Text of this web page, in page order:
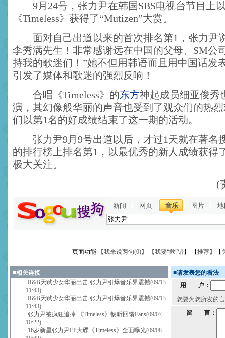
9月24号，张力尹在韩国SBS电视台节目上
《Timeless》获得了“Mutizen”大赏。
面对自己出道以来的首次排名第1，张力尹
李秀满先生！非常感谢远在中国的父母、SM公
持我的歌迷们！”她不但用韩语而且用中国话发
引发了媒体和歌迷的强烈反响！
合唱《Timeless》的东方神起成员细亚俊秀
演，其幻像般华丽的声音也受到了观众们的热
们以第1名的好成绩结束了这一期的活动。
张力尹9月9号出道以后，才过1天就在著名
的排行榜上排名第1，以最优秀的新人成绩获得
极大关注。
(
新闻 网页 音乐 图片
页面功能 【我来说两句(0)】 【我要“揪”错】 【推荐】【
■相关连接
·R&B天赋少女华丽出击 张力尹引爆音乐界震撼(09/13
11:43)
·R&B天赋少女华丽出击 张力尹引爆音乐界震撼(09/13
11:43)
·张力尹被疯狂追捧 《Timeless》畅听回馈Fans(09/07
10:22)
·16岁新星张力尹EP大碟《Timeless》全面曝光(09/08
■请发表您的看法
用 户：
您要为您所发的
留 言：